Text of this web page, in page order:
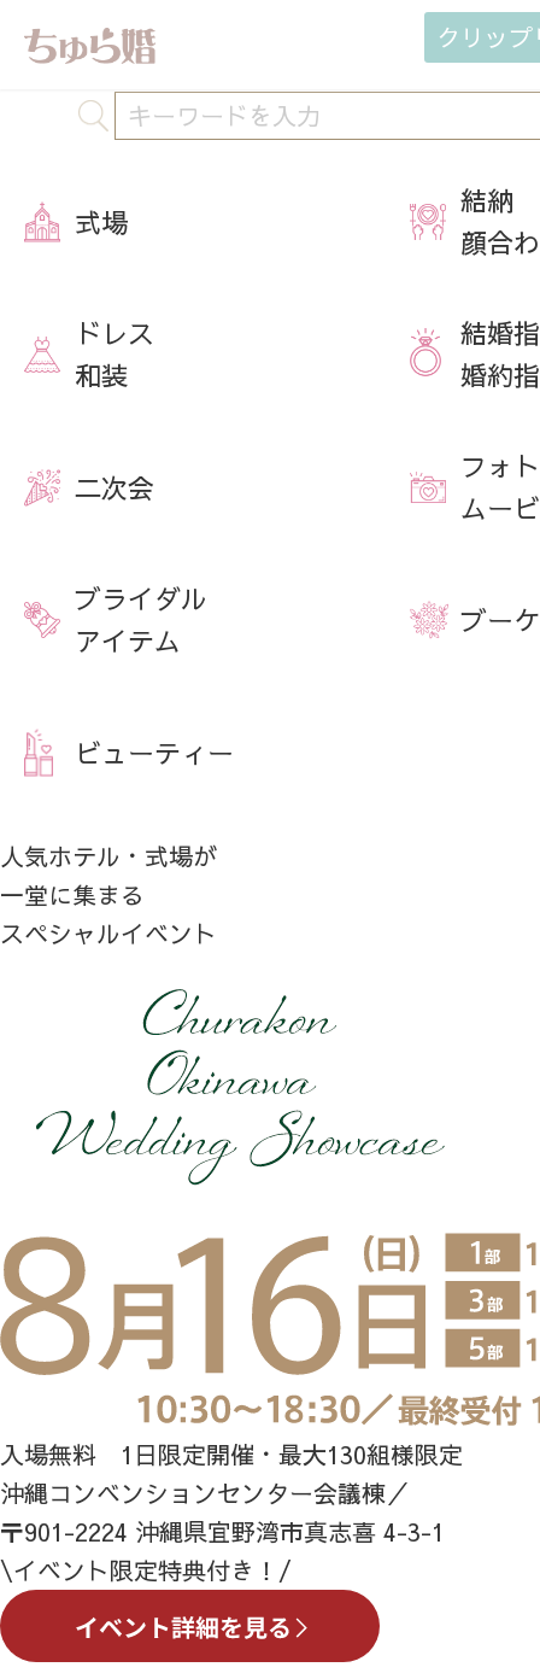
クリッ
式場
結納
顔合
ドレス
和装
結婚
婚約
二次会
フォト
ムー
ブライダル
アイテム
ブーケ
ビューティー
人気ホテル・式場が
一堂に集まる
スペシャルイベント
入場無料 1日限定開催・最大130組様限定
沖縄コンベンションセンター会議棟／
〒901-2224 沖縄県宜野湾市真志喜 4-3-1
\イベント限定特典付き！/